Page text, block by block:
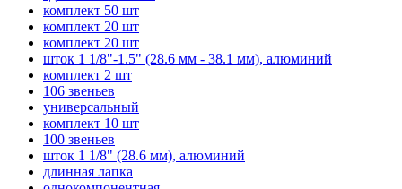
комплект 50 шт
комплект 20 шт
комплект 20 шт
шток 1 1/8"-1.5" (28.6 мм - 38.1 мм), алюминий
комплект 2 шт
106 звеньев
универсальный
комплект 10 шт
100 звеньев
шток 1 1/8" (28.6 мм), алюминий
длинная лапка